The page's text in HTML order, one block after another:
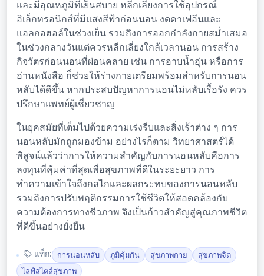
และมีอุณหภูมิที่เย็นสบาย หลีกเลี่ยงการใช้อุปกรณ์
อิเล็กทรอนิกส์ที่มีแสงสีฟ้าก่อนนอน งดคาเฟอีนและ
แอลกอฮอล์ในช่วงเย็น รวมถึงการออกกำลังกายสม่ำเสมอ
ในช่วงกลางวันแต่ควรหลีกเลี่ยงใกล้เวลานอน การสร้าง
กิจวัตรก่อนนอนที่ผ่อนคลาย เช่น การอาบน้ำอุ่น หรือการ
อ่านหนังสือ ก็ช่วยให้ร่างกายเตรียมพร้อมสำหรับการนอน
หลับได้ดีขึ้น หากประสบปัญหาการนอนไม่หลับเรื้อรัง ควร
ปรึกษาแพทย์ผู้เชี่ยวชาญ
ในยุคสมัยที่เต็มไปด้วยความเร่งรีบและสิ่งเร้าต่าง ๆ การ
นอนหลับมักถูกมองข้าม อย่างไรก็ตาม วิทยาศาสตร์ได้
พิสูจน์แล้วว่าการให้ความสำคัญกับการนอนหลับคือการ
ลงทุนที่คุ้มค่าที่สุดเพื่อสุขภาพที่ดีในระยะยาว การ
ทำความเข้าใจถึงกลไกและผลกระทบของการนอนหลับ
รวมถึงการปรับพฤติกรรมการใช้ชีวิตให้สอดคล้องกับ
ความต้องการทางชีวภาพ จึงเป็นก้าวสำคัญสู่คุณภาพชีวิต
ที่ดีขึ้นอย่างยั่งยืน
แท็ก: การนอนหลับ ภูมิคุ้มกัน สุขภาพกาย
สุขภาพจิต
ไลฟ์สไตล์สุขภาพ